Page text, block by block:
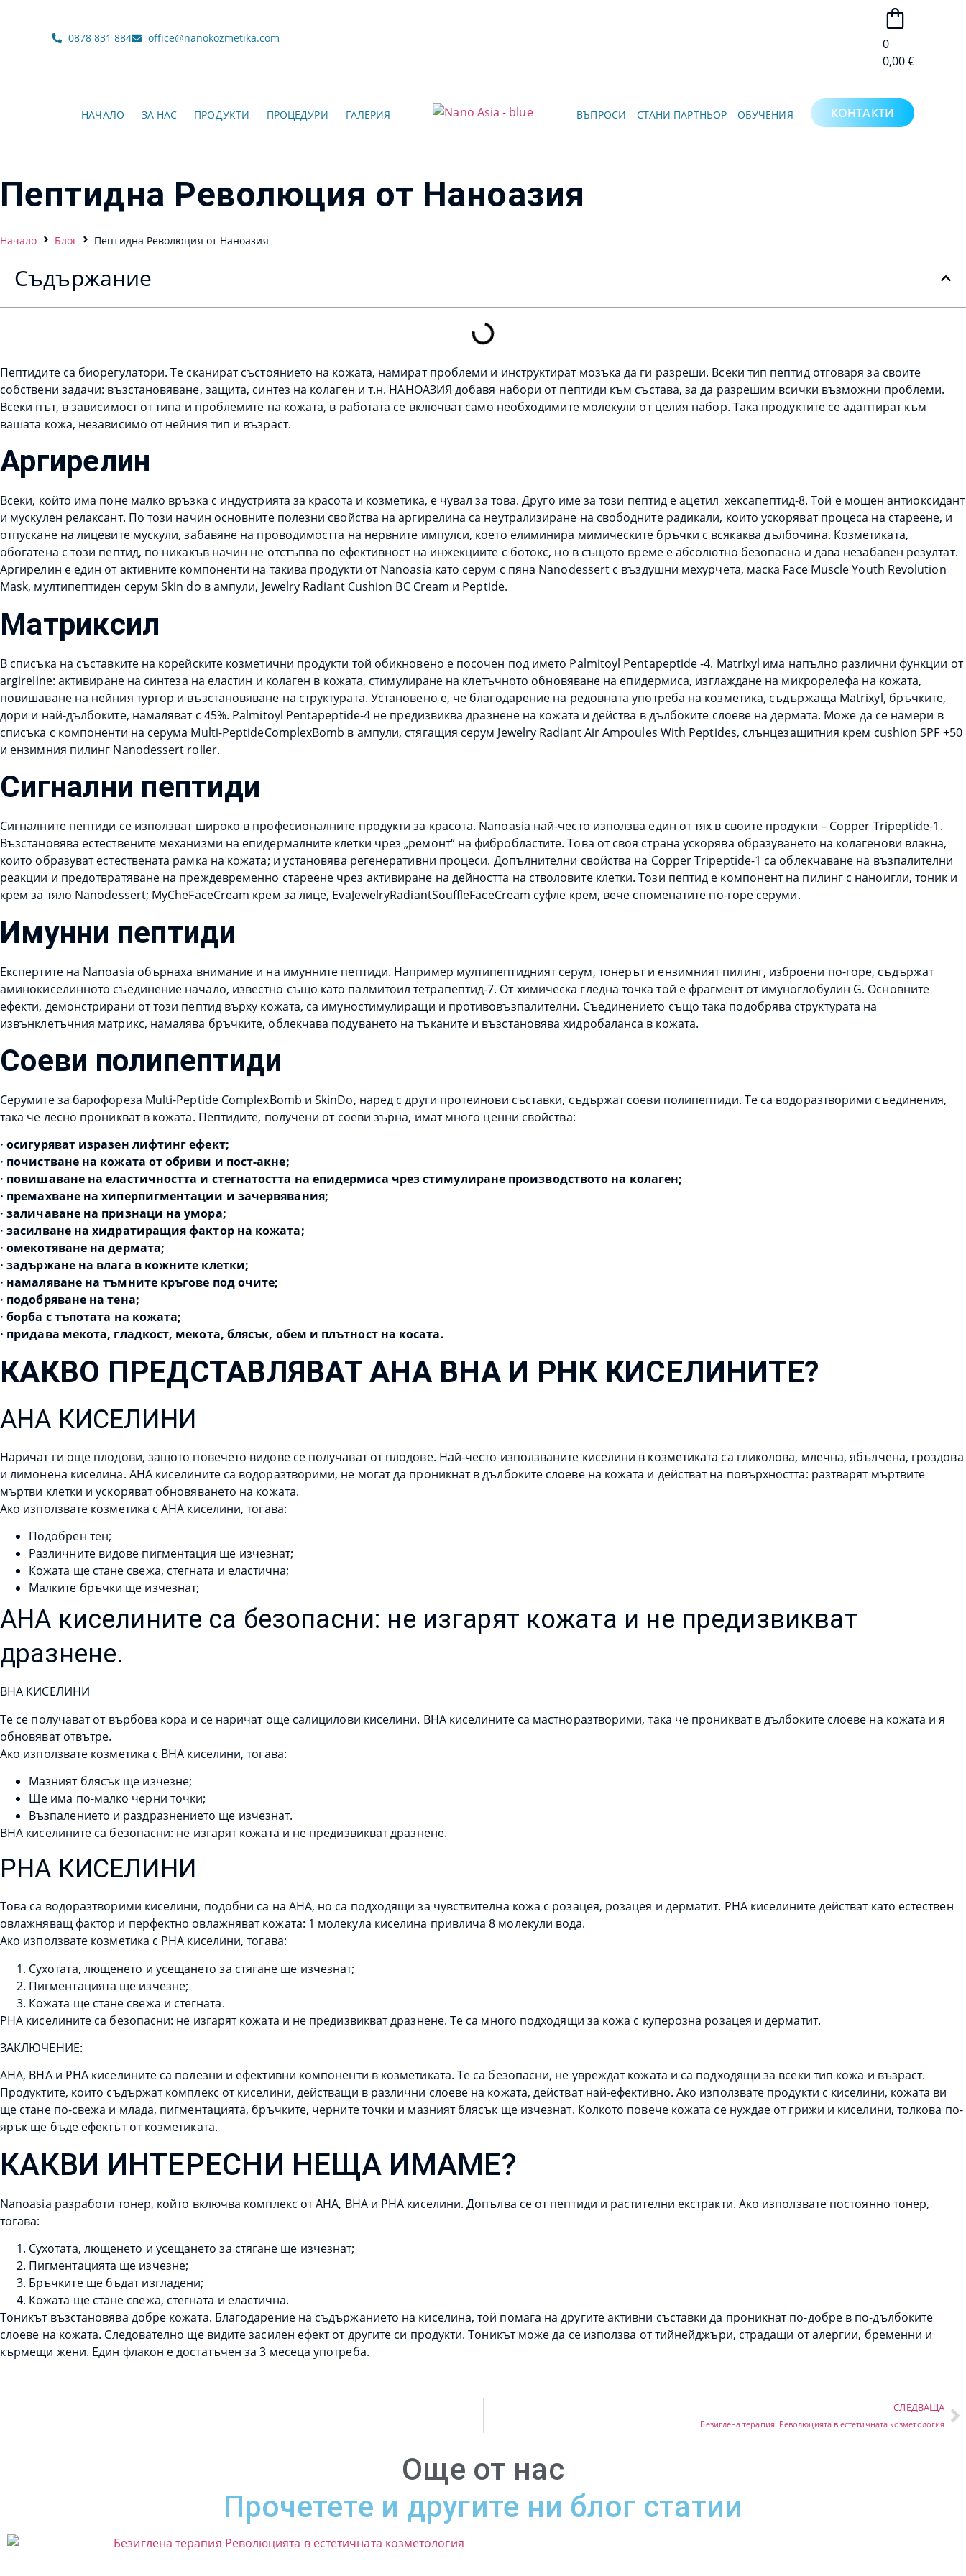
0878 831 884 office@nanokozmetika.com
0
0,00€
НАЧАЛО ЗА НАС ПРОДУКТИ ПРОЦЕДУРИ ГАЛЕРИЯ ВЪПРОСИ СТАНИ ПАРТНЬОР ОБУЧЕНИЯ КОНТАКТИ
Пептидна Революция от Наноазия
Начало Блог Пептидна Революция от Наноазия
Съдържание
Пептидите са биорегулатори. Те сканират състоянието на кожата, намират проблеми и инструктират мозъка да ги разреши. Всеки тип пептид отговаря за своите
собствени задачи: възстановяване, защита, синтез на колаген и т.н. НАНОАЗИЯ добавя набори от пептиди към състава, за да разрешим всички възможни проблеми.
Всеки път, в зависимост от типа и проблемите на кожата, в работата се включват само необходимите молекули от целия набор. Така продуктите се адаптират към
вашата кожа, независимо от нейния тип и възраст.
Аргирелин
Всеки, който има поне малко връзка с индустрията за красота и козметика, е чувал за това. Друго име за този пептид е ацетил хексапептид-8. Той е мощен антиоксидант
и мускулен релаксант. По този начин основните полезни свойства на аргирелина са неутрализиране на свободните радикали, които ускоряват процеса на стареене, и
отпускане на лицевите мускули, забавяне на проводимостта на нервните импулси, което елиминира мимическите бръчки с всякаква дълбочина. Козметиката,
обогатена с този пептид, по никакъв начин не отстъпва по ефективност на инжекциите с ботокс, но в същото време е абсолютно безопасна и дава незабавен резултат.
Аргирелин е един от активните компоненти на такива продукти от Nanoasia като серум с пяна Nanodessert с въздушни мехурчета, маска Face Muscle Youth Revolution
Mask, мултипептиден серум Skin do в ампули, Jewelry Radiant Cushion BC Cream и Peptide.
Матриксил
В списъка на съставките на корейските козметични продукти той обикновено е посочен под името Palmitoyl Pentapeptide -4. Matrixyl има напълно различни функции от
argireline: активиране на синтеза на еластин и колаген в кожата, стимулиране на клетъчното обновяване на епидермиса, изглаждане на микрорелефа на кожата,
повишаване на нейния тургор и възстановяване на структурата. Установено е, че благодарение на редовната употреба на козметика, съдържаща Matrixyl, бръчките,
дори и най-дълбоките, намаляват с 45%. Palmitoyl Pentapeptide-4 не предизвиква дразнене на кожата и действа в дълбоките слоеве на дермата. Може да се намери в
списъка с компоненти на серума Multi-PeptideComplexBomb в ампули, стягащия серум Jewelry Radiant Air Ampoules With Peptides, слънцезащитния крем cushion SPF +50
и ензимния пилинг Nanodessert roller.
Сигнални пептиди
Сигналните пептиди се използват широко в професионалните продукти за красота. Nanoasia най-често използва един от тях в своите продукти – Copper Tripeptide-1.
Възстановява естествените механизми на епидермалните клетки чрез „ремонт“ на фибробластите. Това от своя страна ускорява образуването на колагенови влакна,
които образуват естествената рамка на кожата; и установява регенеративни процеси. Допълнителни свойства на Copper Tripeptide-1 са облекчаване на възпалителни
реакции и предотвратяване на преждевременно стареене чрез активиране на дейността на стволовите клетки. Този пептид е компонент на пилинг с наноигли, тоник и
крем за тяло Nanodessert; MyCheFaceCream крем за лице, EvaJewelryRadiantSouffleFaceCream суфле крем, вече споменатите по-горе серуми.
Имунни пептиди
Експертите на Nanoasia обърнаха внимание и на имунните пептиди. Например мултипептидният серум, тонерът и ензимният пилинг, изброени по-горе, съдържат
аминокиселинното съединение начало, известно също като палмитоил тетрапептид-7. От химическа гледна точка той е фрагмент от имуноглобулин G. Основните
ефекти, демонстрирани от този пептид върху кожата, са имуностимулиращи и противовъзпалителни. Съединението също така подобрява структурата на
извънклетъчния матрикс, намалява бръчките, облекчава подуването на тъканите и възстановява хидробаланса в кожата.
Соеви полипептиди
Серумите за барофореза Multi-Peptide ComplexBomb и SkinDo, наред с други протеинови съставки, съдържат соеви полипептиди. Те са водоразтворими съединения,
така че лесно проникват в кожата. Пептидите, получени от соеви зърна, имат много ценни свойства:
· осигуряват изразен лифтинг ефект;
· почистване на кожата от обриви и пост-акне;
· повишаване на еластичността и стегнатостта на епидермиса чрез стимулиране производството на колаген;
· премахване на хиперпигментации и зачервявания;
· заличаване на признаци на умора;
· засилване на хидратиращия фактор на кожата;
· омекотяване на дермата;
· задържане на влага в кожните клетки;
· намаляване на тъмните кръгове под очите;
· подобряване на тена;
· борба с тъпотата на кожата;
· придава мекота, гладкост, мекота, блясък, обем и плътност на косата.
КАКВО ПРЕДСТАВЛЯВАТ AHA BHA И РНК КИСЕЛИНИТЕ?
AHA КИСЕЛИНИ
Наричат ​​ги още плодови, защото повечето видове се получават от плодове. Най-често използваните киселини в козметиката са гликолова, млечна, ябълчена, гроздова
и лимонена киселина. AHA киселините са водоразтворими, не могат да проникнат в дълбоките слоеве на кожата и действат на повърхността: разтварят мъртвите
мъртви клетки и ускоряват обновяването на кожата.
Ако използвате козметика с AHA киселини, тогава:
Подобрен тен;
Различните видове пигментация ще изчезнат;
Кожата ще стане свежа, стегната и еластична;
Малките бръчки ще изчезнат;
AHA киселините са безопасни: не изгарят кожата и не предизвикват
дразнене.
BHA КИСЕЛИНИ
Те се получават от върбова кора и се наричат ​​още салицилови киселини. BHA киселините са мастноразтворими, така че проникват в дълбоките слоеве на кожата и я
обновяват отвътре.
Ако използвате козметика с BHA киселини, тогава:
Мазният блясък ще изчезне;
Ще има по-малко черни точки;
Възпалението и раздразнението ще изчезнат.
BHA киселините са безопасни: не изгарят кожата и не предизвикват дразнене.
PHA КИСЕЛИНИ
Това са водоразтворими киселини, подобни са на AHA, но са подходящи за чувствителна кожа с розацея, розацея и дерматит. PHA киселините действат като естествен
овлажняващ фактор и перфектно овлажняват кожата: 1 молекула киселина привлича 8 молекули вода.
Ако използвате козметика с PHA киселини, тогава:
Сухотата, лющенето и усещането за стягане ще изчезнат;
Пигментацията ще изчезне;
Кожата ще стане свежа и стегната.
PHA киселините са безопасни: не изгарят кожата и не предизвикват дразнене. Те са много подходящи за кожа с куперозна розацея и дерматит.
ЗАКЛЮЧЕНИЕ:
AHA, BHA и PHA киселините са полезни и ефективни компоненти в козметиката. Те са безопасни, не увреждат кожата и са подходящи за всеки тип кожа и възраст.
Продуктите, които съдържат комплекс от киселини, действащи в различни слоеве на кожата, действат най-ефективно. Ако използвате продукти с киселини, кожата ви
ще стане по-свежа и млада, пигментацията, бръчките, черните точки и мазният блясък ще изчезнат. Колкото повече кожата се нуждае от грижи и киселини, толкова по-
ярък ще бъде ефектът от козметиката.
КАКВИ ИНТЕРЕСНИ НЕЩА ИМАМЕ?
Nanoasia разработи тонер, който включва комплекс от AHA, BHA и PHA киселини. Допълва се от пептиди и растителни екстракти. Ако използвате постоянно тонер,
тогава:
Сухотата, лющенето и усещането за стягане ще изчезнат;
Пигментацията ще изчезне;
Бръчките ще бъдат изгладени;
Кожата ще стане свежа, стегната и еластична.
Тоникът възстановява добре кожата. Благодарение на съдържанието на киселина, той помага на другите активни съставки да проникнат по-добре в по-дълбоките
слоеве на кожата. Следователно ще видите засилен ефект от другите си продукти. Тоникът може да се използва от тийнейджъри, страдащи от алергии, бременни и
кърмещи жени. Един флакон е достатъчен за 3 месеца употреба.
СЛЕДВАЩА
Безиглена терапия: Революцията в естетичната козметология
Още от нас
Прочетете и другите ни блог статии